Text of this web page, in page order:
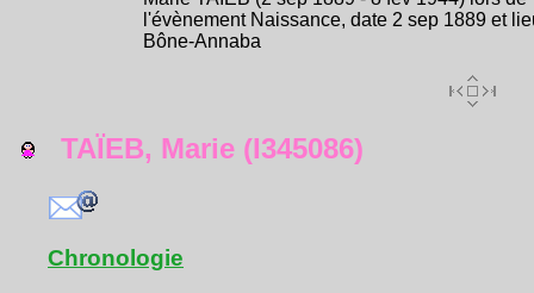
l'évènement Naissance, date 2 sep 1889 et
Bône-Annaba
TAÏEB, Marie (I345086)
Chronologie